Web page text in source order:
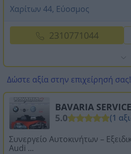
Χαρίτων 44, Εύοσμος
2310771044
Δώστε αξία στην επιχείρησή σας!
BAVARIA SERVICE
5.0
(1
Συνεργείο Αυτοκινήτων –
Audi ...